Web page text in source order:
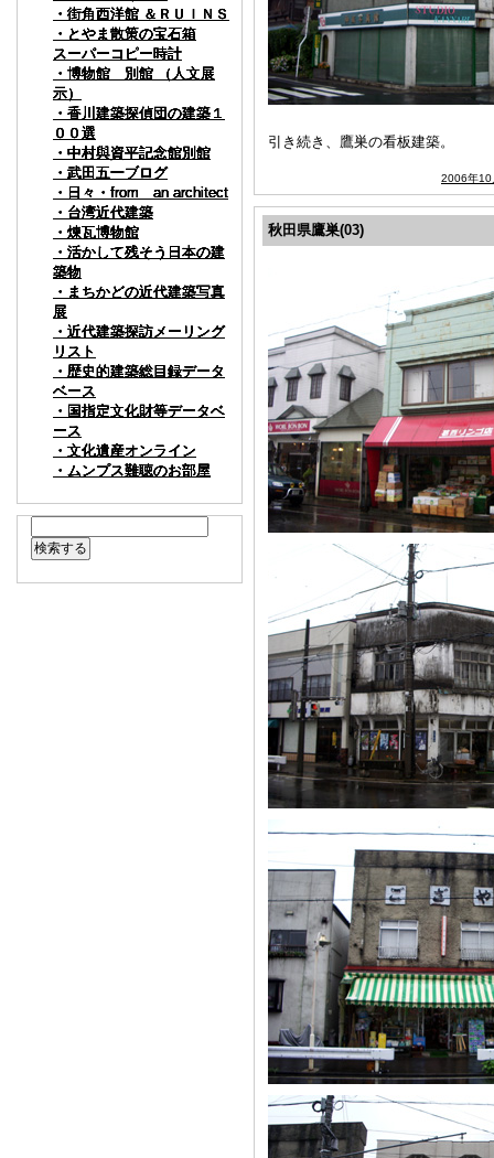
・街角西洋館 ＆ＲＵＩＮＳ
・とやま散策の宝石箱
スーパーコピー時計
・博物館 別館 （人文展
示）
・香川建築探偵団の建築１
００選
・中村與資平記念館別館
・武田五一ブログ
・日々・from an architect
・台湾近代建築
・煉瓦博物館
・活かして残そう日本の建
築物
・まちかどの近代建築写真
展
・近代建築探訪メーリング
リスト
・歴史的建築総目録データ
ベース
・国指定文化財等データベ
ース
・文化遺産オンライン
・ムンプス難聴のお部屋
・街角西洋館 ＆ＲＵＩＮＳ
・とやま散策の宝石箱
スーパーコピー時計
・博物館 別館 （人文展
示）
・香川建築探偵団の建築１
００選
・中村與資平記念館別館
・武田五一ブログ
・日々・from an architect
・台湾近代建築
・煉瓦博物館
・活かして残そう日本の建
築物
・まちかどの近代建築写真
展
・近代建築探訪メーリング
リスト
・歴史的建築総目録データ
ベース
・国指定文化財等データベ
ース
・文化遺産オンライン
・ムンプス難聴のお部屋
・街角西洋館 ＆ＲＵＩＮＳ
・とやま散策の宝石箱
スーパーコピー時計
・博物館 別館 （人文展
示）
・香川建築探偵団の建築１
００選
・中村與資平記念館別館
・武田五一ブログ
・日々・from an architect
・台湾近代建築
・煉瓦博物館
・活かして残そう日本の建
築物
・まちかどの近代建築写真
展
・近代建築探訪メーリング
リスト
・歴史的建築総目録データ
ベース
・国指定文化財等データベ
ース
・文化遺産オンライン
・ムンプス難聴のお部屋
引き続き、鷹巣の看板建築。
2006年10
・街角西洋館 ＆ＲＵＩＮＳ
・とやま散策の宝石箱
スーパーコピー時計
・博物館 別館 （人文展
示）
・香川建築探偵団の建築１
００選
・中村與資平記念館別館
・武田五一ブログ
・日々・from an architect
・台湾近代建築
・煉瓦博物館
・活かして残そう日本の建
築物
・まちかどの近代建築写真
展
・近代建築探訪メーリング
リスト
・歴史的建築総目録データ
ベース
・国指定文化財等データベ
ース
・文化遺産オンライン
・ムンプス難聴のお部屋
秋田県鷹巣(03)
・街角西洋館 ＆ＲＵＩＮＳ
・とやま散策の宝石箱
スーパーコピー時計
・博物館 別館 （人文展
示）
・香川建築探偵団の建築１
００選
・中村與資平記念館別館
・武田五一ブログ
・日々・from an architect
・台湾近代建築
・煉瓦博物館
・活かして残そう日本の建
築物
・まちかどの近代建築写真
展
・近代建築探訪メーリング
リスト
・歴史的建築総目録データ
ベース
・国指定文化財等データベ
ース
・文化遺産オンライン
・ムンプス難聴のお部屋
・街角西洋館 ＆ＲＵＩＮＳ
・とやま散策の宝石箱
スーパーコピー時計
・博物館 別館 （人文展
示）
・香川建築探偵団の建築１
００選
・中村與資平記念館別館
・武田五一ブログ
・日々・from an architect
・台湾近代建築
・煉瓦博物館
・活かして残そう日本の建
築物
・まちかどの近代建築写真
展
・近代建築探訪メーリング
リスト
・歴史的建築総目録データ
ベース
・国指定文化財等データベ
ース
・文化遺産オンライン
・ムンプス難聴のお部屋